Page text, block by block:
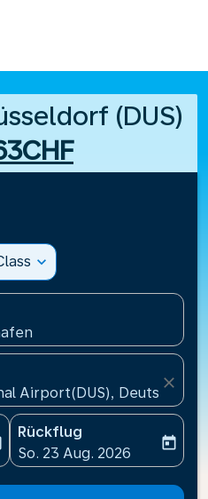
(DUS)
expand_more
Airport(DUS), Deutschland
close
aria-label
Rückflug
fc-booking-return-date-
So. 23 Aug. 2026
today